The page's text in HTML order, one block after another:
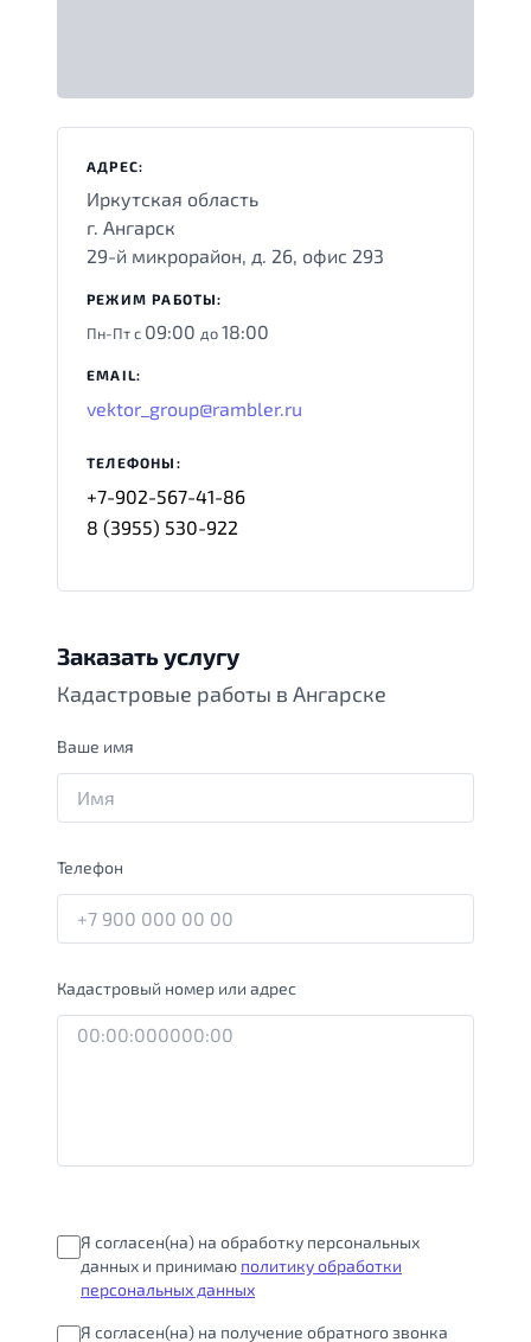
АДРЕС:
Иркутская область
г. Ангарск
29-й микрорайон, д. 26, офис 293
РЕЖИМ РАБОТЫ:
Пн-Пт с 09:00 до18:00
EMAIL:
vektor_group@rambler.ru
ТЕЛЕФОНЫ:
+7-902-567-41-86
8 (3955) 530-922
Заказать услугу
Кадастровые работы в Ангарске
Ваше имя
Телефон
Кадастровый номер или адрес
Я согласен(на) на обработку персональных
данных и принимаю политику обработки
персональных данных
Я согласен(на) на получение обратного звонка